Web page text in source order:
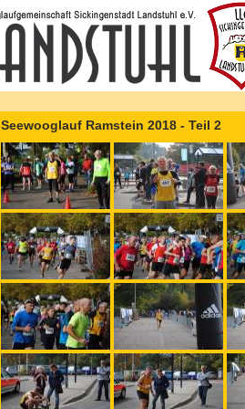
Seewooglauf Ramstein 2018 - Teil 2